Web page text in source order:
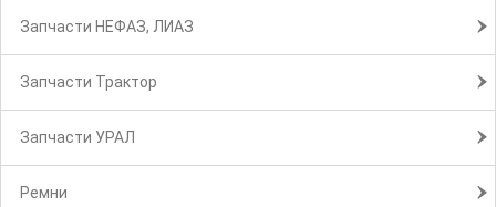
Запчасти НЕФАЗ, ЛИАЗ
Запчасти Трактор
Запчасти УРАЛ
Ремни